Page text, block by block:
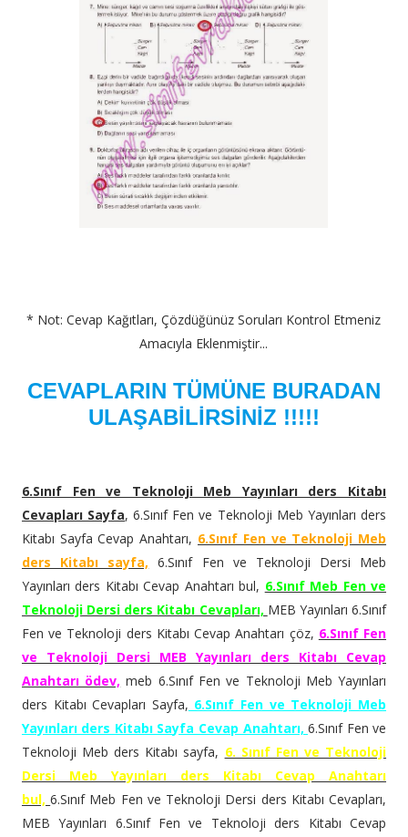
* Not: Cevap Kağıtları, Çözdüğünüz Soruları Kontrol Etmeniz
Amacıyla Eklenmiştir...
CEVAPLARIN TÜMÜNE BURADAN
ULAŞABİLİRSİNİZ !!!!!
6.Sınıf Fen ve Teknoloji Meb Yayınları ders Kitabı
Cevapları Sayfa, 6.Sınıf Fen ve Teknoloji Meb Yayınları ders
Kitabı Sayfa Cevap Anahtarı, 6.Sınıf Fen ve Teknoloji Meb
ders Kitabı sayfa, 6.Sınıf Fen ve Teknoloji Dersi Meb
Yayınları ders Kitabı Cevap Anahtarı bul, 6.Sınıf Meb Fen ve
Teknoloji Dersi ders Kitabı Cevapları, MEB Yayınları 6.Sınıf
Fen ve Teknoloji ders Kitabı Cevap Anahtarı çöz, 6.Sınıf Fen
ve Teknoloji Dersi MEB Yayınları ders Kitabı Cevap
Anahtarı ödev, meb 6.Sınıf Fen ve Teknoloji Meb Yayınları
ders Kitabı Cevapları Sayfa, 6.Sınıf Fen ve Teknoloji Meb
Yayınları ders Kitabı Sayfa Cevap Anahtarı,6.Sınıf Fen ve
Teknoloji Meb ders Kitabı sayfa, 6. Sınıf Fen ve Teknoloji
Dersi Meb Yayınları ders Kitabı Cevap Anahtarı
bul,6.Sınıf Meb Fen ve Teknoloji Dersi ders Kitabı Cevapları,
MEB Yayınları 6.Sınıf Fen ve Teknoloji ders Kitabı Cevap